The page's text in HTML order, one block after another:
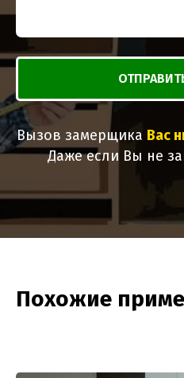
Вызов замерщика Вас
Даже если Вы не
Похожие